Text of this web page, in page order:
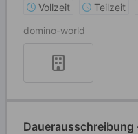
Vollzeit
Teilzeit
domino-world